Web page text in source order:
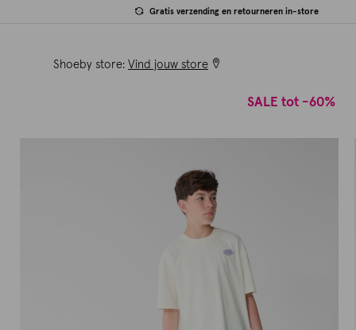
Gratis verzending en retourneren in-store
Shoeby store: Vind jouw store
SALE tot -60%